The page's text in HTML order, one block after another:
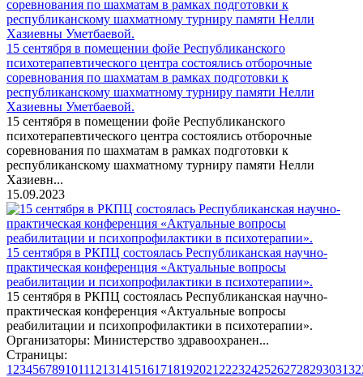
15 сентября в помещении фойе Республиканского
психотерапевтического центра состоялись отборочные
соревнования по шахматам в рамках подготовки к
республиканскому шахматному турниру памяти Нелли
Хазиевны Уметбаевой.
15 сентября в помещении фойе Республиканского
психотерапевтического центра состоялись отборочные
соревнования по шахматам в рамках подготовки к
республиканскому шахматному турниру памяти Нелли
Хазиевн...
15.09.2023
15 сентября в РКПЦ состоялась Республиканская научно-
практическая конференция «Актуальные вопросы
реабилитации и психопрофилактики в психотерапии».
15 сентября в РКПЦ состоялась Республиканская научно-
практическая конференция «Актуальные вопросы
реабилитации и психопрофилактики в психотерапии».
Организаторы: Министерство здравоохранен...
Страницы:
1 23456789101112131415161718192021 2223242526272829303132